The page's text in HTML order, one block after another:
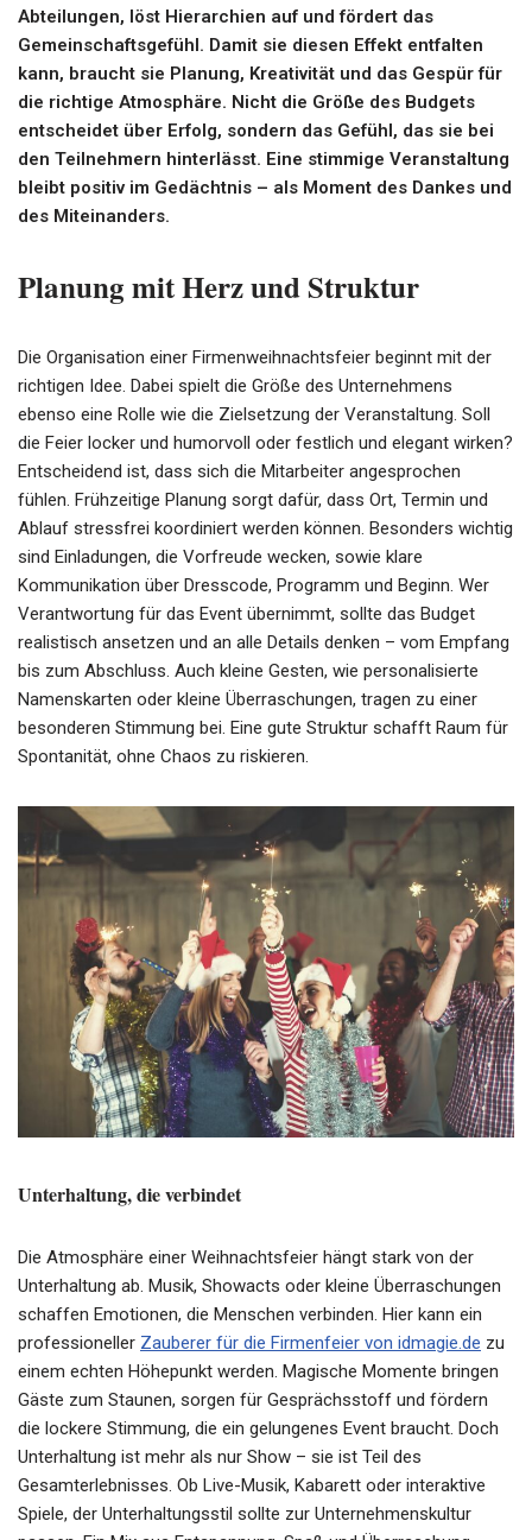
Abteilungen, löst Hierarchien auf und fördert das
Gemeinschaftsgefühl. Damit sie diesen Effekt entfalten
kann, braucht sie Planung, Kreativität und das Gespür für
die richtige Atmosphäre. Nicht die Größe des Budgets
entscheidet über Erfolg, sondern das Gefühl, das sie bei
den Teilnehmern hinterlässt. Eine stimmige Veranstaltung
bleibt positiv im Gedächtnis – als Moment des Dankes und
des Miteinanders.
Planung mit Herz und Struktur
Die Organisation einer Firmenweihnachtsfeier beginnt mit der
richtigen Idee. Dabei spielt die Größe des Unternehmens
ebenso eine Rolle wie die Zielsetzung der Veranstaltung. Soll
die Feier locker und humorvoll oder festlich und elegant wirken?
Entscheidend ist, dass sich die Mitarbeiter angesprochen
fühlen. Frühzeitige Planung sorgt dafür, dass Ort, Termin und
Ablauf stressfrei koordiniert werden können. Besonders wichtig
sind Einladungen, die Vorfreude wecken, sowie klare
Kommunikation über Dresscode, Programm und Beginn. Wer
Verantwortung für das Event übernimmt, sollte das Budget
realistisch ansetzen und an alle Details denken – vom Empfang
bis zum Abschluss. Auch kleine Gesten, wie personalisierte
Namenskarten oder kleine Überraschungen, tragen zu einer
besonderen Stimmung bei. Eine gute Struktur schafft Raum für
Spontanität, ohne Chaos zu riskieren.
Unterhaltung, die verbindet
Die Atmosphäre einer Weihnachtsfeier hängt stark von der
Unterhaltung ab. Musik, Showacts oder kleine Überraschungen
schaffen Emotionen, die Menschen verbinden. Hier kann ein
professioneller Zauberer für die Firmenfeier von idmagie.de zu
einem echten Höhepunkt werden. Magische Momente bringen
Gäste zum Staunen, sorgen für Gesprächsstoff und fördern
die lockere Stimmung, die ein gelungenes Event braucht. Doch
Unterhaltung ist mehr als nur Show – sie ist Teil des
Gesamterlebnisses. Ob Live-Musik, Kabarett oder interaktive
Spiele, der Unterhaltungsstil sollte zur Unternehmenskultur